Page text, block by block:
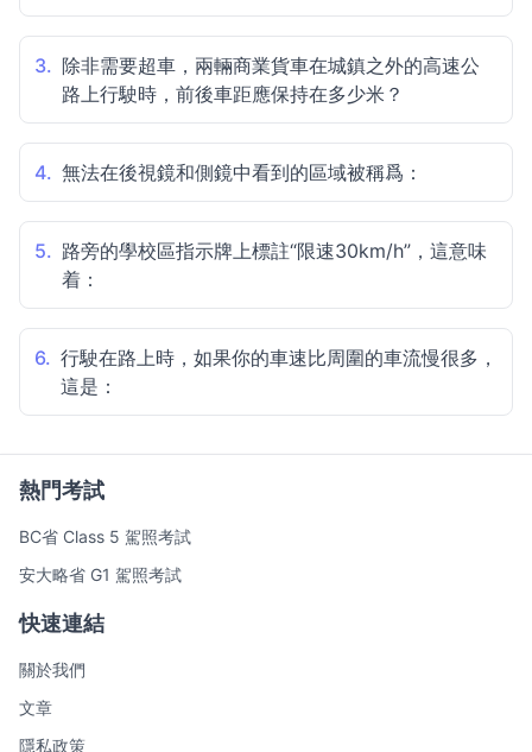
3. 除非需要超車，兩輛商業貨車在城鎮之外的高速公
路上行駛時，前後車距應保持在多少米？
4. 無法在後視鏡和側鏡中看到的區域被稱爲：
5. 路旁的學校區指示牌上標註“限速30km/h”，這意味
着：
6. 行駛在路上時，如果你的車速比周圍的車流慢很多，
這是：
熱門考試
BC省 Class 5 駕照考試
安大略省 G1 駕照考試
快速連結
關於我們
文章
隱私政策